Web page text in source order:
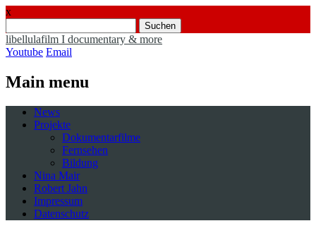
x
nach:
libellulafilm I documentary & more
Youtube Email
Main menu
Skip
News
Projekte
Dokumentarfilme
Fernsehen
Bildung
Nina Mair
Robert Jahn
Impressum
Datenschutz